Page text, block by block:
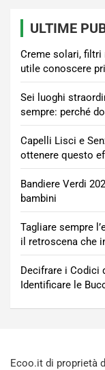
ULTIME
Creme solari, filtri
utile conoscere
Sei luoghi
sempre: perché
Capelli Lisci e
ottenere questo
Bandiere Verdi
bambini
Tagliare sempre
il retroscena che
Decifrare i Codici
Identificare le
Ecoo.it di proprietà